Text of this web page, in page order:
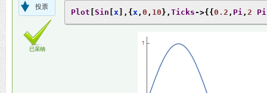
投票
已采纳
Plot [Sin [x ],{x , 0 , 10}, Ticks ->{{0.2 , Pi , 2 Pi